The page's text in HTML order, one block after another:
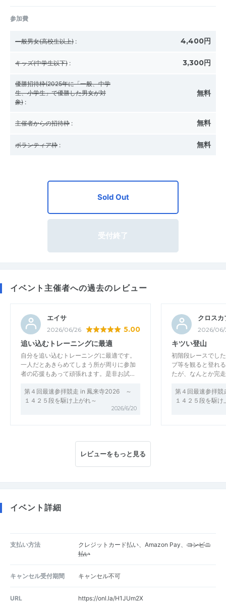
参加費
一般男女(高校生以上) : 4,400円
キッズ(中学生以下) : 3,300円
優勝招待枠(2025年に「一般、中学
生、小学生」で優勝した男女が対
象) :
無料
主催者からの招待枠 : 無料
ボランティア枠 : 無料
Sold Out
受付終了
イベント主催者への過去のレビュー
エイサ
2026/06/26 5.00
追い込むトレーニングに最適
自分を追い込むトレーニングに最適です。
一人だとあきらめてしまう所が周りに参加
者の応援もあって頑張れます。是非お試…
第４回最速参拝競走 in 鳳来寺2026 ～
１４２５段を駆け上がれ～
2026/6/20
クロス
2026/06/
キツい登山
初階段レースでし
ブ等を観ると登れ
たが、なんとか完
第４回最速参拝
１４２５段を駆け
レビューをもっと見る
イベント詳細
支払い方法 クレジットカード払い、Amazon Pay、コンビニ
払い
キャンセル受付期間 キャンセル不可
URL https://onl.la/H1JUm2X